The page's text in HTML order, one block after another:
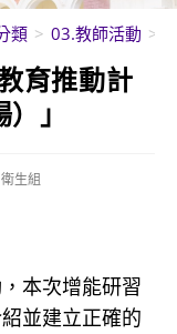
類 > 03.教師活動 >
育推動計
」
衛生組
本次增能研習
並建立正確的